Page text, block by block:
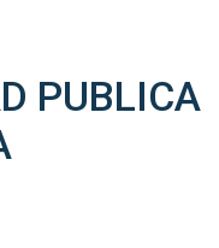
PUBLICA